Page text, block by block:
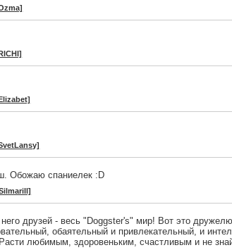
Обожаю спаниелек :D
друзей - весь "Doggster's" мир! Вот это
обаятельный и привлекательный, и
любимым, здоровеньким, счастливым и не